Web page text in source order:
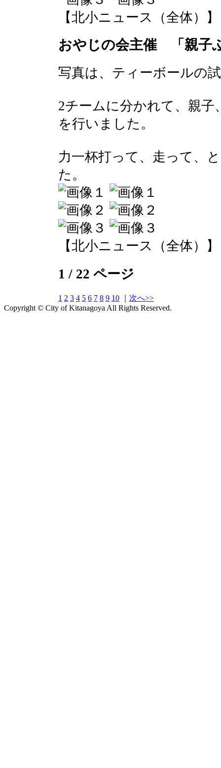
【北小ニュース（全体）
おやじの会主催 「親子
写真は、ティーボールの
2チームに分かれて、親子
を行いました。
力一杯打って、走って、
た。
【北小ニュース（全体）
1 / 22 ページ
1 2 3 4 5 6 7 8 9 10
次へ>>
Copyright © City of Kitanagoya All Rights Reserved.